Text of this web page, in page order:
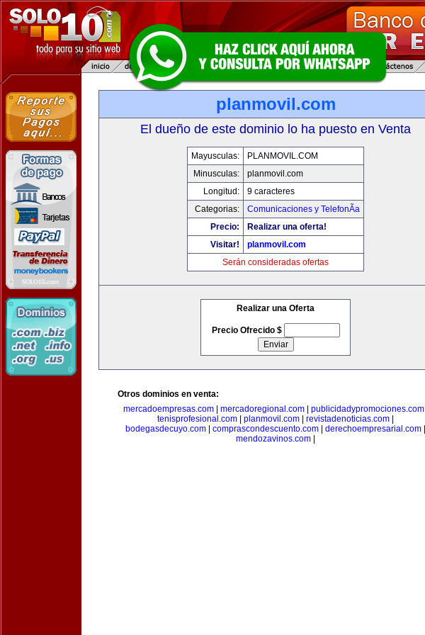
planmovil.com
El dueño de este dominio lo ha puesto en Venta
Mayusculas:
PLANMOVIL.COM
Minusculas:
planmovil.com
Longitud:
9 caracteres
Categorias:
Comunicaciones y TelefonÃ­a
Precio:
Realizar una oferta!
Visitar!
planmovil.com
Serán consideradas ofertas
Realizar una Oferta
Precio Ofrecido $
Otros dominios en venta:
mercadoempresas.com| mercadoregional.com| publicidadypromociones.com|
tenisprofesional.com
planmovil.com revistadenoticias.com
bodegasdecuyo.com
comprascondescuento.com derechoempresarial.com
mendozavinos.com